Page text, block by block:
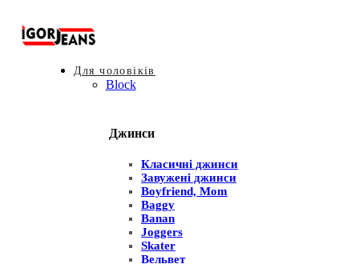
Для чоловіків
Block
Джинси
Класичні джинси
Завужені джинси
Boyfriend, Mom
Baggy
Banan
Joggers
Skater
Вельвет